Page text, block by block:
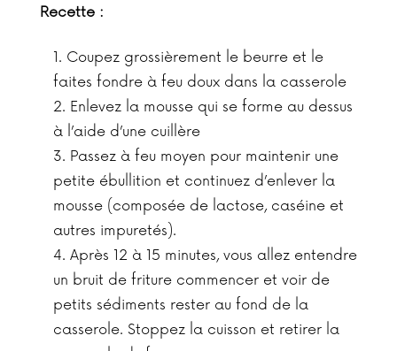
Recette :
Coupez grossièrement le beurre et le
faites fondre à feu doux dans la casserole
Enlevez la mousse qui se forme au dessus
à l’aide d’une cuillère
Passez à feu moyen pour maintenir une
petite ébullition et continuez d’enlever la
mousse (composée de lactose, caséine et
autres impuretés).
Après 12 à 15 minutes, vous allez entendre
un bruit de friture commencer et voir de
petits sédiments rester au fond de la
casserole. Stoppez la cuisson et retirer la